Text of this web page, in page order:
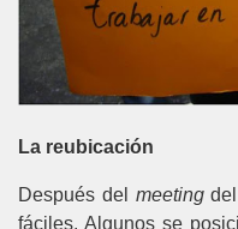
La reubicación
Después del meetingdel
fáciles. Algunos se